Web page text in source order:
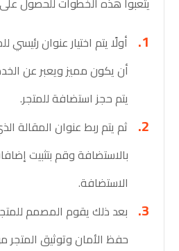
أولًا يتم اختيار عنوان
أن يكون مميز ويعبر عن
يتم حجز استضافة للمتجر.
ثم يتم ربط عنوان المقالة
بالاستضافة وقم بتثبيت
الاستضافة.
بعد ذلك يقوم المصمم
حفظ الأمان وتوثيق